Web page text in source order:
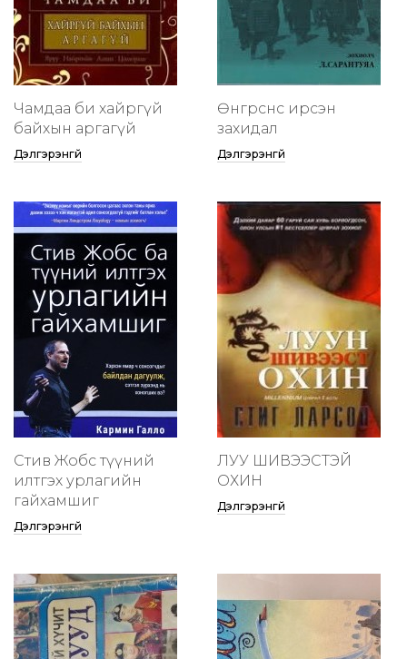
Чамдаа би хайргүй
байхын аргагүй
Дэлгэрэнгүй
Өнгөрснөөс ирсэн
захидал
Дэлгэрэнгүй
Стив Жобс түүний
илтгэх урлагийн
гайхамшиг
Дэлгэрэнгүй
ЛУУ ШИВЭЭСТЭЙ
ОХИН
Дэлгэрэнгүй